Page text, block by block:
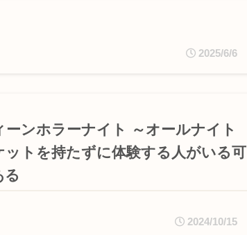
2025/6/6
ーンホラーナイト ～オールナイト
ットを持たずに体験する人がいる可
る
2024/10/15